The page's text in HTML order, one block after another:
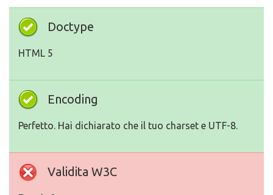
Doctype
HTML 5
Encoding
Perfetto. Hai dichiarato che il tuo charset e UTF-8.
Validita W3C